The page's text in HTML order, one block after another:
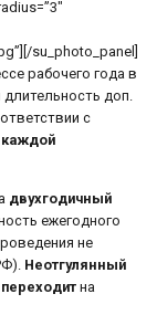
su_photo_panel]
рабочего года в
длительность доп.
с
каждой
двухгодичный
ежегодного
не
Неотгулянный
переходит на